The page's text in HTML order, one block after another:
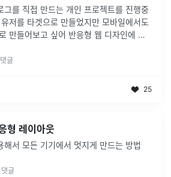
저를 타겟으로 만들었지만 모바일에서도
만들어보고 싶어 반응형 웹 디자인에 대
글
25
형 레이아웃
해서 모든 기기에서 멋지게 만드는 방법
글